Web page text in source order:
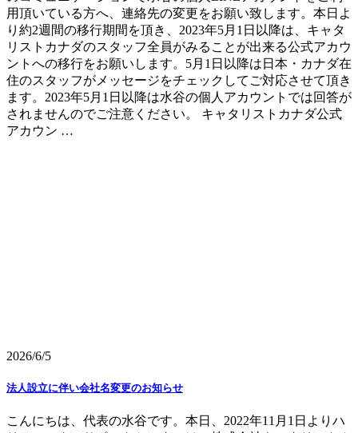
用頂いている方へ、連絡先の変更をお願い致します。本日よ
り約2週間の移行期間を頂き、2023年5月1日以降は、キャタ
リストカナダのスタッフ全員がみることが出来る公式アカウ
ントへの移行をお願いします。5月1日以降は日本・カナダ在
住のスタッフがメッセージをチェックしてご対応させて頂き
ます。2023年5月1日以降は水谷の個人アカウントでは回答が
されませんのでご注意ください。 キャタリストカナダ公式
アカウン …
2026/6/5
法人設立に伴い会社名変更のお知らせ
こんにちは、代表の水谷です。本日、2022年11月1日よりハ